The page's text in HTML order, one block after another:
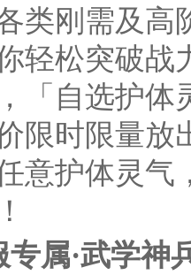
类刚需及高
轻松突破战
「自选护体
限时限量放
意护体灵气
专属·武学神